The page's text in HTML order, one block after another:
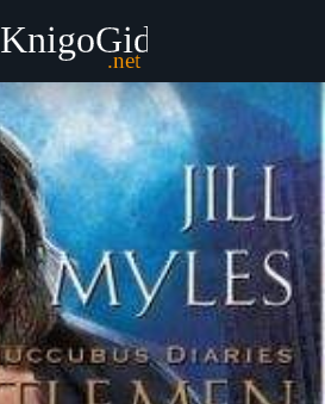
Джилл Майлз - Джентельмены